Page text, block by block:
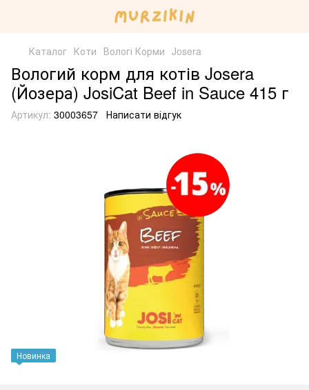
Каталог Коти Вологі Корми Josera
Вологий корм для котів Josera
(Йозера) JosiCat Beef in Sauce 415 г
Артикул: 30003657 Написати відгук
Новинка